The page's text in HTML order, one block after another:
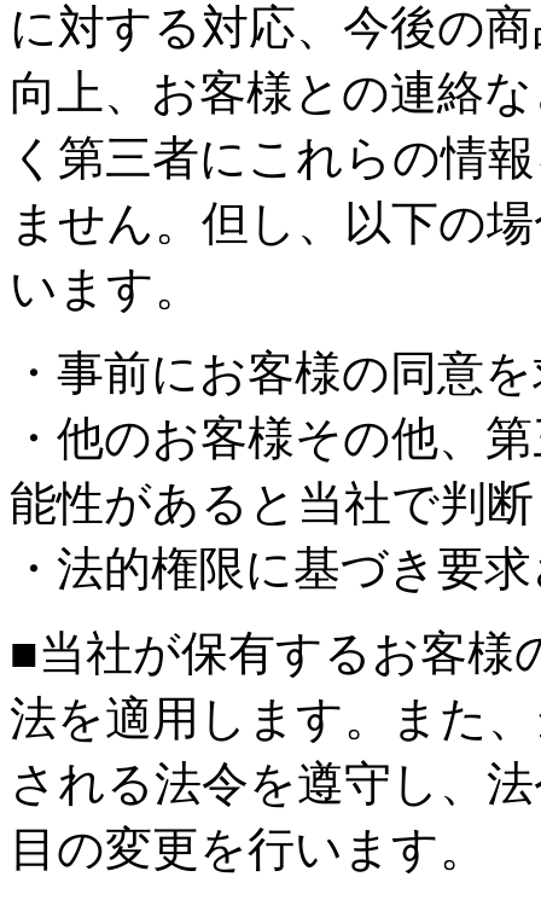
に対する対応、今後の
向上、お客様との連絡
く第三者にこれらの情
ません。但し、以下の
います。
・事前にお客様の同意
・他のお客様その他、
能性があると当社で判
・法的権限に基づき要
■当社が保有するお客様
法を適用します。また
される法令を遵守し、
目の変更を行います。